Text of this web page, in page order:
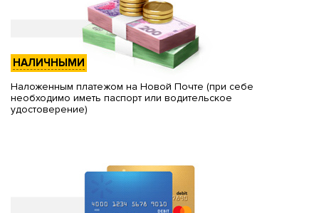
НАЛИЧНЫМИ
Наложенным платежом на Новой Почте (при себе
необходимо иметь паспорт или водительское
удостоверение)